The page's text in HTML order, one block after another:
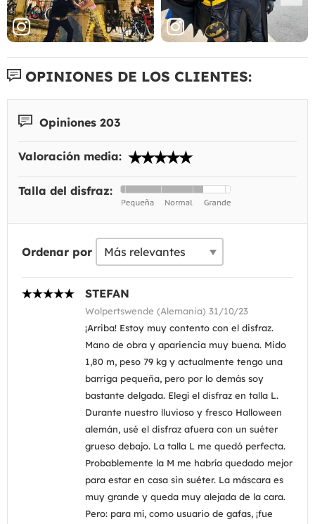
OPINIONES DE LOS CLIENTES:
Opiniones 203
Valoración media:
Talla del disfraz:
Ordenar por
STEFAN
Wolpertswende (Alemania) 31/10/23
¡Arriba! Estoy muy contento con el disfraz.
Mano de obra y apariencia muy buena. Mido
1,80 m, peso 79 kg y actualmente tengo una
barriga pequeña, pero por lo demás soy
bastante delgada. Elegí el disfraz en talla L.
Durante nuestro lluvioso y fresco Halloween
alemán, usé el disfraz afuera con un suéter
grueso debajo. La talla L me quedó perfecta.
Probablemente la M me habría quedado mejor
para estar en casa sin suéter. La máscara es
muy grande y queda muy alejada de la cara.
Pero: para mí, como usuario de gafas, ¡fue